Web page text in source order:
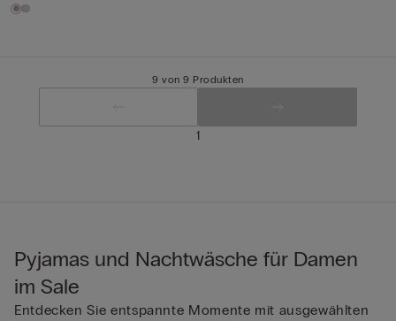
9 von 9 Produkten
1
Pyjamas und Nachtwäsche für Damen
im Sale
Entdecken Sie entspannte Momente mit ausgewählten